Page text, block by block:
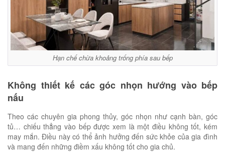
Hạn chế chừa khoảng trống phía sau bếp
Không thiết kế các góc nhọn hướng vào bếp
nấu
Theo các chuyên gia phong thủy, góc nhọn như cạnh bàn, góc
tủ… chiếu thẳng vào bếp được xem là một điều không tốt, kém
may mắn. Điều này có thể ảnh hưởng đến sức khỏe của gia đình
và mang đến những điềm xấu không tốt cho gia chủ.